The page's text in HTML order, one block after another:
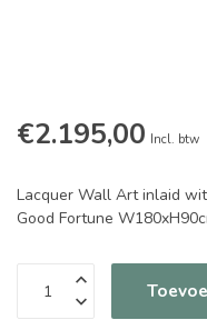
€2.195,00 Incl. btw
Lacquer Wall Art inlaid
Good Fortune